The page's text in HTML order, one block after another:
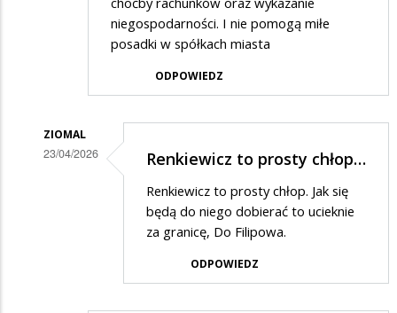
niegospodarności. I nie pomogą miłe
posadki w spółkach miasta
ODPOWIEDZ
ZIOMAL
23/04/2026
odpowiedzi
Renkiewicz to prosty chłop…
Renkiewicz to prosty chłop. Jak się
będą do niego dobierać to ucieknie
za granicę, Do Filipowa.
ODPOWIEDZ